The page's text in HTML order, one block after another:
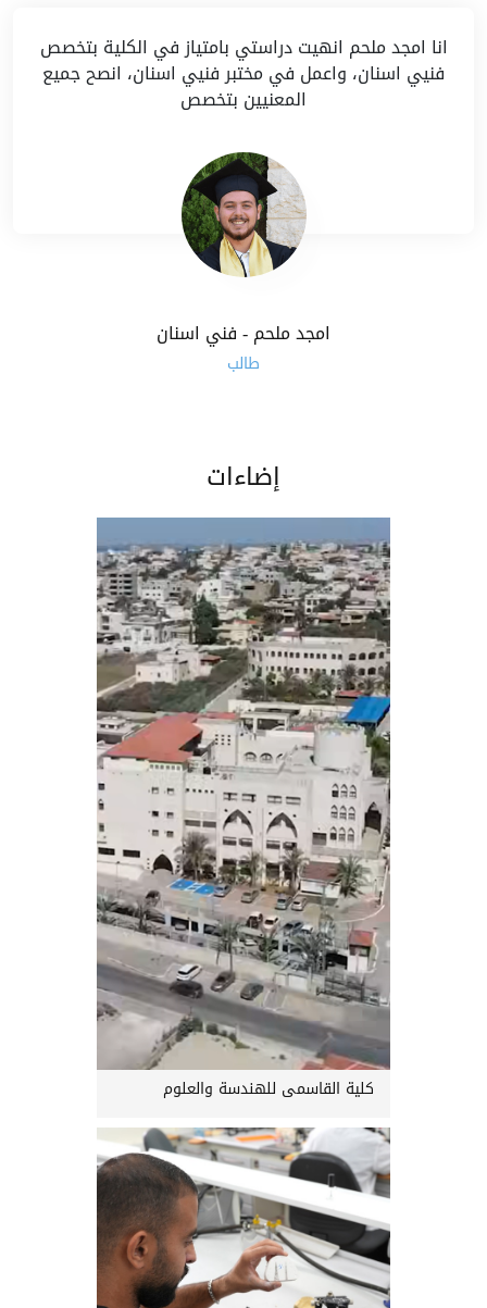
انا امجد ملحم انهيت دراستي بامتياز في الكلية بتخصص
فنيي اسنان، واعمل في مختبر فنيي اسنان، انصح جميع
المعنيين بتخصص
امجد ملحم - فني اسنان
طالب
إضاءات
كلية القاسمي للهندسة والعلوم